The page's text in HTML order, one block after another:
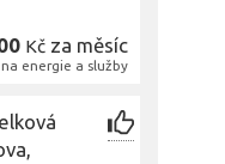
Kč za měsíc
energie a služby